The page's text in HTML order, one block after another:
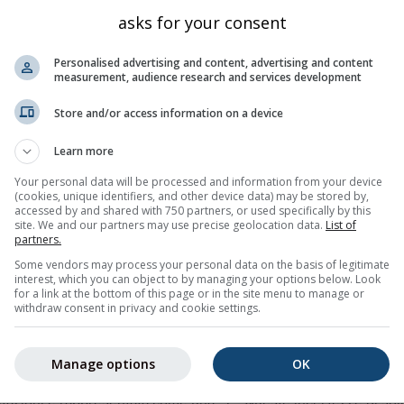
60%
meteo a 14 giorni perÁvanuorri (Finnmark, Norvegia)
minima e massima, la quantità e la probabilità di
delle temperature rappresenta l’intervallo entro il quale è
più incerta è la previsione. La linea spessa
è rappresentata come una "T". Queste incertezze di
asks for your consent
Personalised advertising and content, advertising and content
measurement, audience research and services development
Store and/or access information on a device
Learn more
Your personal data will be processed and information from your device
(cookies, unique identifiers, and other device data) may be stored by,
accessed by and shared with 750 partners, or used specifically by this
site. We and our partners may use precise geolocation data. List of
partners.
Some vendors may process your personal data on the basis of legitimate
interest, which you can object to by managing your options below. Look
for a link at the bottom of this page or in the site menu to manage or
withdraw consent in privacy and cookie settings.
OK
Manage options